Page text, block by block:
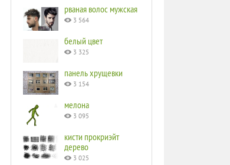
рваная волос мужская
3 564
белый цвет
3 325
панель хрущевки
3 154
мелона
3 095
кисти прокриэйт
дерево
3 025